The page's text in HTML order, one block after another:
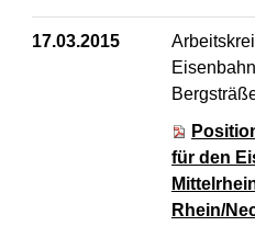
17.03.2015
für den
Rhein/